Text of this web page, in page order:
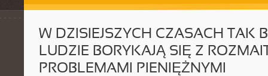
W DZISIEJSZYCH CZASACH TAK
LUDZIE BORYKAJĄ SIĘ Z
PROBLEMAMI PIENIĘŻNYMI